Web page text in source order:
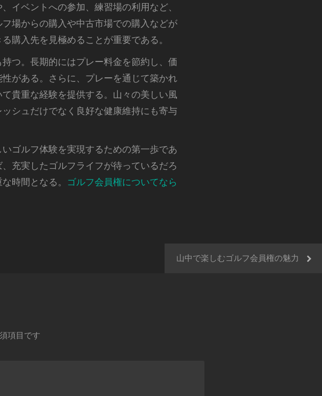
イベントへの参加、練習場の利用など、
場からの購入や中古市場での購入などが
購入先を見極めることが重要である。
つ。長期的にはプレー料金を節約し、価
がある。さらに、プレーを通じて築かれ
貴重な経験を提供する。山々の美しい風
シュだけでなく良好な健康維持にも寄与
ゴルフ体験を実現するための第一歩であ
充実したゴルフライフが待っているだろ
時間となる。
ゴルフ会員権についてなら
山中で楽しむゴルフ会員権の魅力
項目です